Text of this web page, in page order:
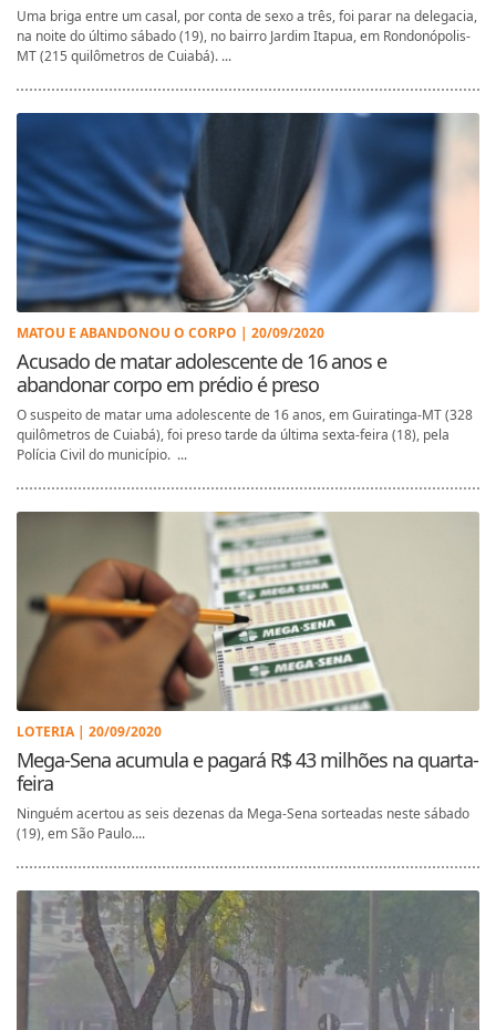
Uma briga entre um casal, por conta de sexo a três, foi parar na delegacia,
na noite do último sábado (19), no bairro Jardim Itapua, em Rondonópolis-
MT (215 quilômetros de Cuiabá). ...
MATOU E ABANDONOU O CORPO | 20/09/2020
Acusado de matar adolescente de 16 anos e
abandonar corpo em prédio é preso
O suspeito de matar uma adolescente de 16 anos, em Guiratinga-MT (328
quilômetros de Cuiabá), foi preso tarde da última sexta-feira (18), pela
Polícia Civil do município. ...
LOTERIA | 20/09/2020
Mega-Sena acumula e pagará R$ 43 milhões na quarta-
feira
Ninguém acertou as seis dezenas da Mega-Sena sorteadas neste sábado
(19), em São Paulo....